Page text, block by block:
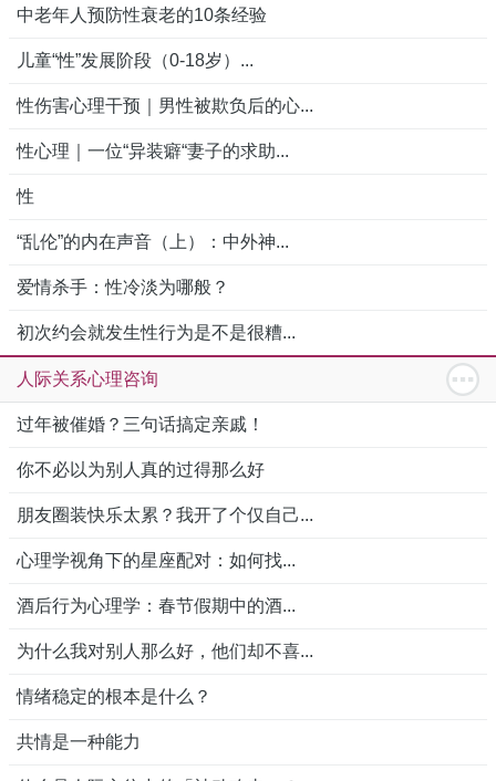
中老年人预防性衰老的10条经验
儿童“性”发展阶段（0-18岁）...
性伤害心理干预｜男性被欺负后的心...
性心理｜一位“异装癖“妻子的求助...
性
“乱伦”的内在声音（上）：中外神...
爱情杀手：性冷淡为哪般？
初次约会就发生性行为是不是很糟...
人际关系心理咨询
过年被催婚？三句话搞定亲戚！
你不必以为别人真的过得那么好
朋友圈装快乐太累？我开了个仅自己...
心理学视角下的星座配对：如何找...
酒后行为心理学：春节假期中的酒...
为什么我对别人那么好，他们却不喜...
情绪稳定的根本是什么？
共情是一种能力